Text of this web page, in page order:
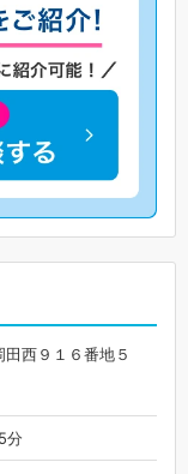
西９１６番地５
分